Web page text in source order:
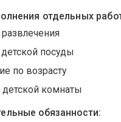
отдельных
посуды
по возрасту
комнаты
обязанности: